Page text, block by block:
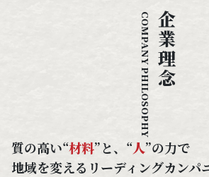
企業理念
COMPANY PHILOSOPHY
質の高い“材料”と、“人”の力で
地域を変えるリーディングカンパ